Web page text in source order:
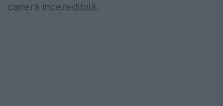
carieră inceredibilă.